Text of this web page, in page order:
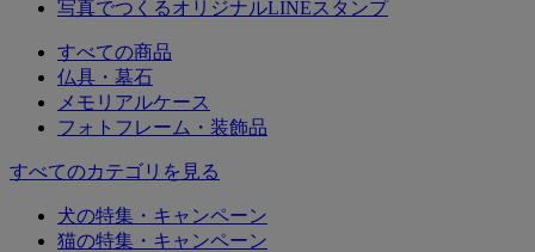
写真でつくるオリジナルLINEスタンプ
すべての商品
仏具・墓石
メモリアルケース
フォトフレーム・装飾品
すべてのカテゴリを見る
犬の特集・キャンペーン
猫の特集・キャンペーン